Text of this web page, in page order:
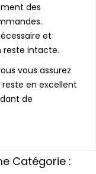
des
et
reste intacte.
vous assurez
en excellent
de
Catégorie :